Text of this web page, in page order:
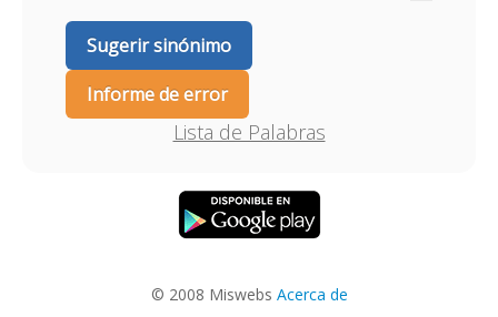
Sugerir sinónimo
Informe de error
Lista de Palabras
© 2008 Miswebs Acerca de